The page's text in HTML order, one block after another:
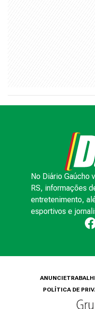
No Diário Gaúcho
RS, informações
entretenimento,
esportivos e
ANUNCIE
POLÍTICA DE